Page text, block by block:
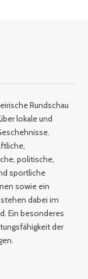
Rundschau
lokale und
politische,
sportliche
sowie ein
dabei im
Ein besonderes
der